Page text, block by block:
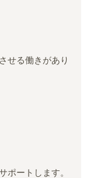
せる働きがあり
ポートします。